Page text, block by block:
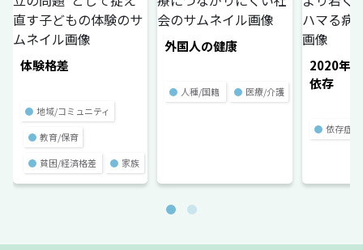
体験格差
● 地域/コミュニティ
● 教育/保育
● 貧困/経済格差 ● 家族
外国人の健康
● 人種/国籍 ● 医療/介護
2020年
依存
● 依存症